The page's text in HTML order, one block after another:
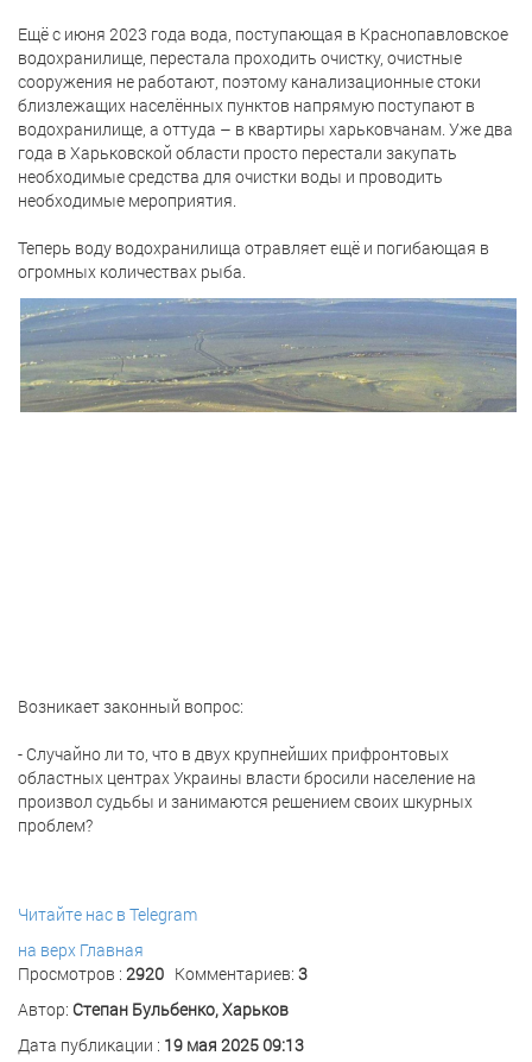
Ещё с июня 2023 года вода, поступающая в Краснопавловское
водохранилище, перестала проходить очистку, очистные
сооружения не работают, поэтому канализационные стоки
близлежащих населённых пунктов напрямую поступают в
водохранилище, а оттуда – в квартиры харьковчанам. Уже два
года в Харьковской области просто перестали закупать
необходимые средства для очистки воды и проводить
необходимые мероприятия.
Теперь воду водохранилища отравляет ещё и погибающая в
огромных количествах рыба.
Возникает законный вопрос:
- Случайно ли то, что в двух крупнейших прифронтовых
областных центрах Украины власти бросили население на
произвол судьбы и занимаются решением своих шкурных
проблем?
Читайте нас в Telegram
на верх Главная
Просмотров : 2920 Комментариев: 3
Автор: Степан Бульбенко, Харьков
Дата публикации : 19 мая 2025 09:13